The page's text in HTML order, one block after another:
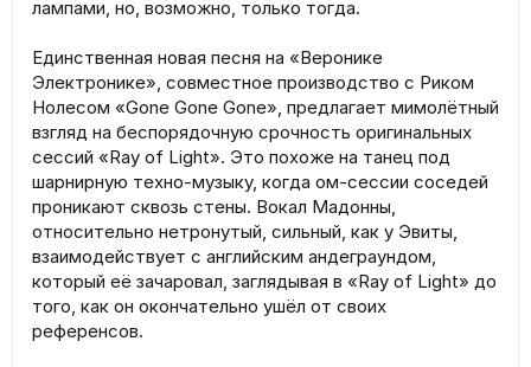
лампами, но, возможно, только тогда.
Единственная новая песня на «Веронике
Электронике», совместное производство с Риком
Нолесом «Gone Gone Gone», предлагает мимолётный
взгляд на беспорядочную срочность оригинальных
сессий «Ray of Light». Это похоже на танец под
шарнирную техно-музыку, когда ом-сессии соседей
проникают сквозь стены. Вокал Мадонны,
относительно нетронутый, сильный, как у Эвиты,
взаимодействует с английским андеграундом,
который её зачаровал, заглядывая в «Ray of Light» до
того, как он окончательно ушёл от своих
референсов.